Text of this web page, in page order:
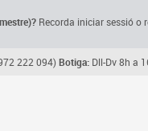
? Recorda iniciar sessió o
222 094)Botiga: Dll-Dv 8h a